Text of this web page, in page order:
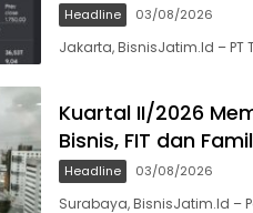
Headline 03/08/2026
Jakarta, BisnisJatim.Id – PT
Kuartal II/2026
Bisnis, FIT dan
Headline 03/08/2026
Surabaya, BisnisJatim.Id –